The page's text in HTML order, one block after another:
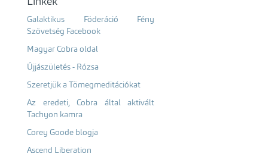
Galaktikus Föderáció Fény
Szövetség Facebook
Magyar Cobra oldal
Újjászületés - Rózsa
Szeretjük a Tömegmeditációkat
Az eredeti, Cobra által aktivált
Tachyon kamra
Corey Goode blogja
Ascend Liberation